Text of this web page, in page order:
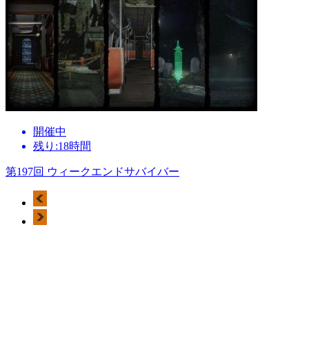
開催中
残り:18時間
第197回 ウィークエンドサバイバー